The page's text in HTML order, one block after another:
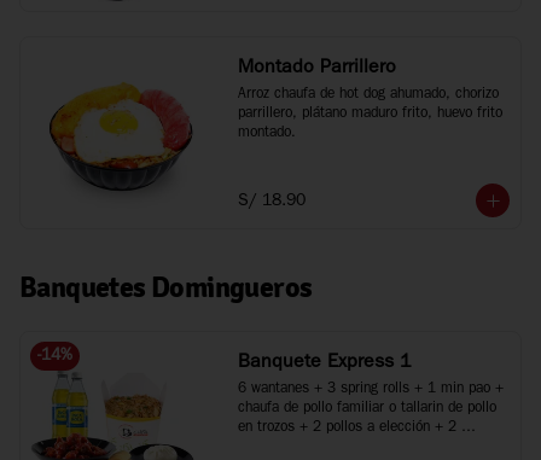
Montado Parrillero
Arroz chaufa de hot dog ahumado, chorizo
parrillero, plátano maduro frito, huevo frito
montado.
S/ 18.90
Banquetes Domingueros
-14% Banquete Express 1
6 wantanes + 3 spring rolls + 1 min pao +
chaufa de pollo familiar o tallarin de pollo
en trozos + 2 pollos a elección + 2